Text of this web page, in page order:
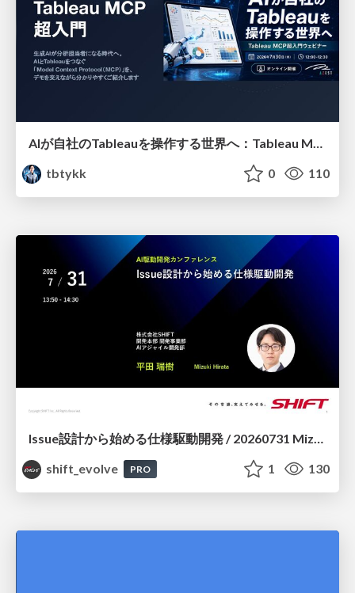
AIが自社のTableauを操作する世界へ：Tableau MCP超入門
tbtykk
0 110
shift_evolve
PRO 1 130